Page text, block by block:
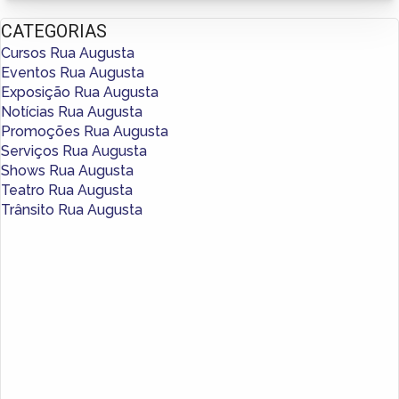
CATEGORIAS
Cursos Rua Augusta
Eventos Rua Augusta
Exposição Rua Augusta
Notícias Rua Augusta
Promoções Rua Augusta
Serviços Rua Augusta
Shows Rua Augusta
Teatro Rua Augusta
Trânsito Rua Augusta